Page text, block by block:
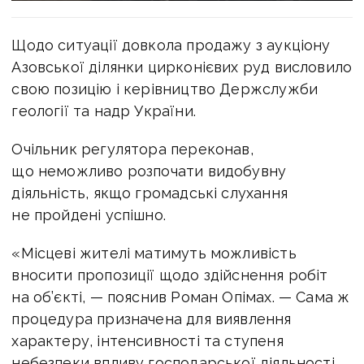
Щодо ситуації довкола продажу з аукціону
Азовської ділянки цирконієвих руд висловило
свою позицію і керівництво Держслужби
геології та надр України.
Очільник регулятора переконав,
що неможливо розпочати видобувну
діяльність, якщо громадські слухання
не пройдені успішно.
«Місцеві жителі матимуть можливість
вносити пропозиції щодо здійснення робіт
на об’єкті, — пояснив Роман Опімах. — Сама ж
процедура призначена для виявлення
характеру, інтенсивності та ступеня